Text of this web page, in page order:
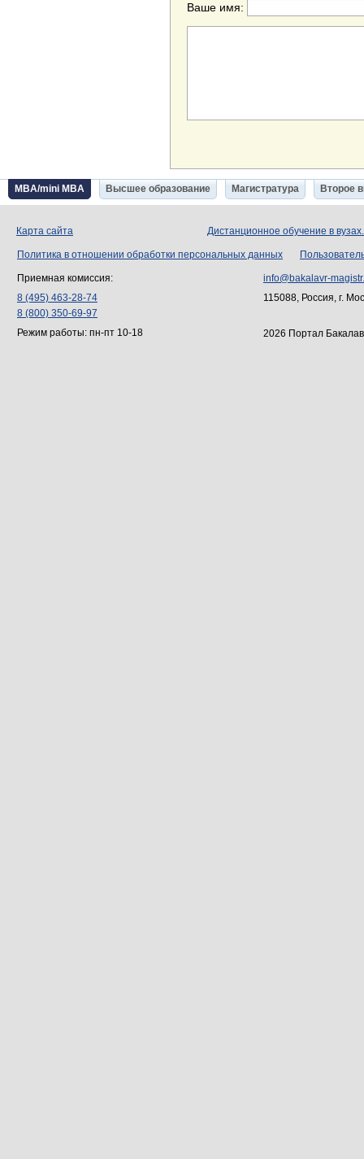
Ваше имя:
MBA/mini MBA Высшее образование Магистратура Второе
Карта сайта Дистанционное обучение в
Политика в отношении обработки персональных данных
Приемная комиссия:
8 (495) 463-28-74
8 (800) 350-69-97
Режим работы: пн-пт 10-18
info@bakalavr-
115088, Россия, г.
2026 Портал